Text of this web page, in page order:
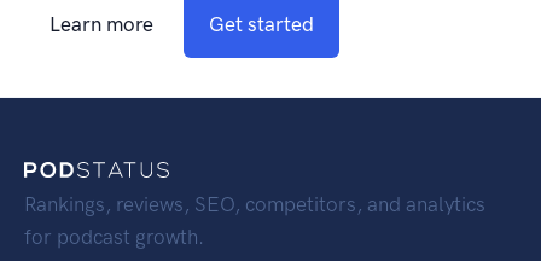
Learn more Get started
Rankings, reviews, SEO, competitors, and analytics
for podcast growth.